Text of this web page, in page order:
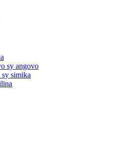
sy angovo
sy simika